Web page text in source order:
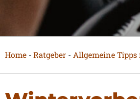
Home - Ratgeber - Allgemeine